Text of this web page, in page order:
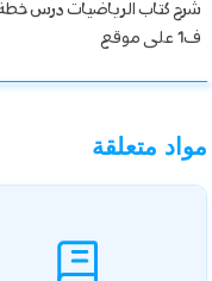
شرح كتاب الرياضيات درس خطة
ف1 على موقع
مواد متعلقة